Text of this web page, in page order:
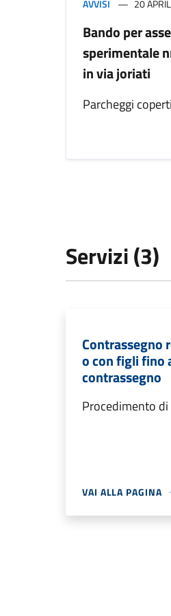
AVVISI 20
Bando per
sperimentale
in via joriati
Parcheggi
Servizi (3)
Contrassegno
o con figli fino
contrassegno
Procedimento
VAI ALLA PAGINA